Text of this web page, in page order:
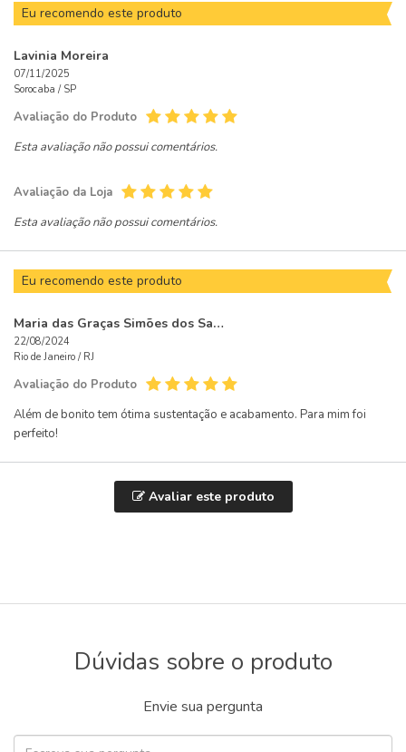
Eu recomendo este produto
Lavinia Moreira
07/11/2025
Sorocaba / SP
Avaliação do Produto
Esta avaliação não possui comentários.
Avaliação da Loja
Esta avaliação não possui comentários.
Eu recomendo este produto
Maria das Graças Simões dos Santos Santos
22/08/2024
Rio de Janeiro / RJ
Avaliação do Produto
Além de bonito tem ótima sustentação e acabamento. Para mim foi
perfeito!
Avaliar este produto
Dúvidas sobre o produto
Envie sua pergunta